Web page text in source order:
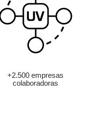
+2.500 empresas
colaboradoras